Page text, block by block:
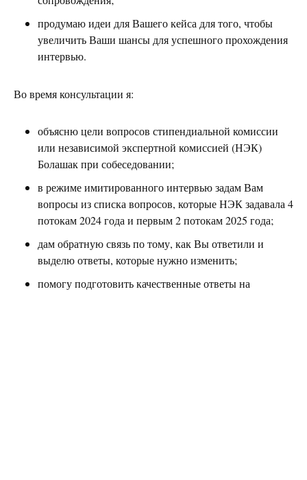
продумаю идеи для Вашего кейса для того, чтобы
увеличить Ваши шансы для успешного прохождения
интервью.
Во время консультации я:
объясню цели вопросов стипендиальной комиссии
или независимой экспертной комиссией (НЭК)
Болашак при собеседовании;
в режиме имитированного интервью задам Вам
вопросы из списка вопросов, которые НЭК задавала 4
потокам 2024 года и первым 2 потокам 2025 года;
дам обратную связь по тому, как Вы ответили и
выделю ответы, которые нужно изменить;
помогу подготовить качественные ответы на